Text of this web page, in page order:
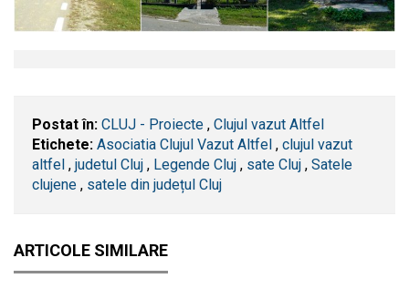
Postat în: CLUJ - Proiecte , Clujul vazut Altfel
Etichete: Asociatia Clujul Vazut Altfel , clujul vazut
altfel , judetul Cluj , Legende Cluj , sate Cluj , Satele
clujene , satele din județul Cluj
ARTICOLE SIMILARE